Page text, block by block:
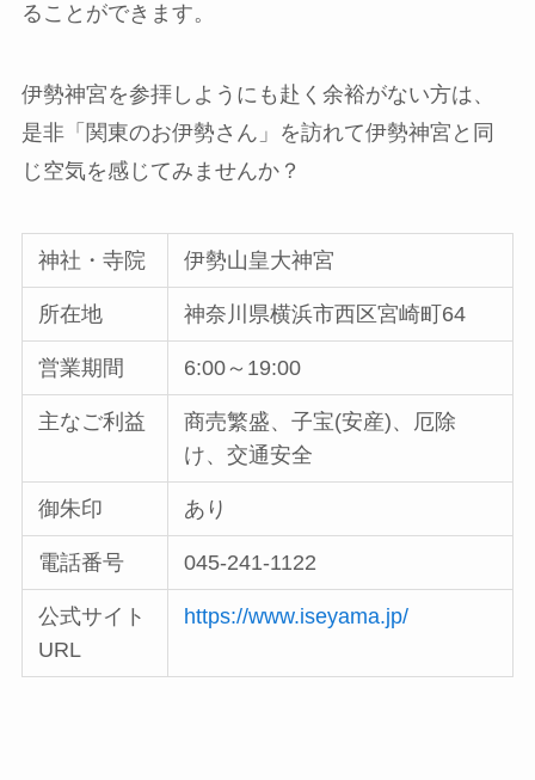
ることができます。
伊勢神宮を参拝しようにも赴く余裕がない方は、
是非「関東のお伊勢さん」を訪れて伊勢神宮と同
じ空気を感じてみませんか？
神社・寺院 伊勢山皇大神宮
所在地 神奈川県横浜市西区宮崎町64
営業期間 6:00～19:00
主なご利益
商売繁盛、子宝(安産)、厄除
け、交通安全
御朱印 あり
電話番号 045-241-1122
公式サイト
URL
https://www.iseyama.jp/